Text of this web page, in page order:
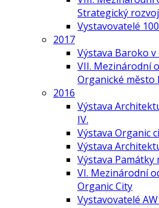
Strategický
Vystavovatelé
2017
Výstava Baroko v
VII. Mezinárodní
Organické město
2016
Výstava
IV.
Výstava Organic
Výstava
Výstava Památky
VI. Mezinárodní
Organic City
Vystavovatelé